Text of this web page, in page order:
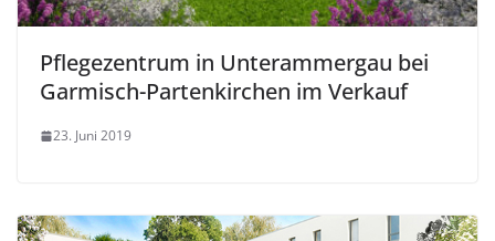
Pflegezentrum in Unterammergau bei
Garmisch-Partenkirchen im Verkauf
23. Juni 2019